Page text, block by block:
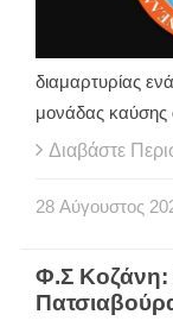
διαμαρτυρίας
μονάδας
Διαβάστε
28 Αύγουστος
Φ.Σ Κοζάνη: